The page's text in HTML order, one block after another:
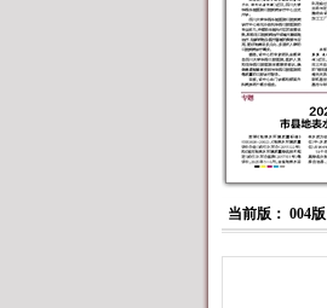
当前版： 004版